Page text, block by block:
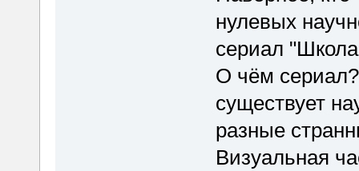
нулевых
сериал
О чём
существует
разные
Визуальная